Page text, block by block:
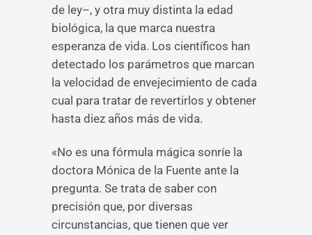
de ley–, y otra muy distinta la edad
biológica, la que marca nuestra
esperanza de vida. Los científicos han
detectado los parámetros que marcan
la velocidad de envejecimiento de cada
cual para tratar de revertirlos y obtener
hasta diez años más de vida.
«No es una fórmula mágica sonríe la
doctora Mónica de la Fuente ante la
pregunta. Se trata de saber con
precisión que, por diversas
circunstancias, que tienen que ver